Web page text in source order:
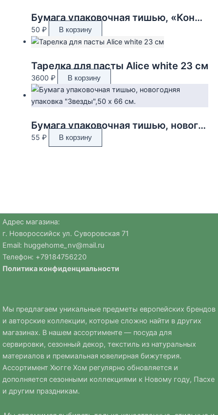
Бумага упаковочная тишью, «Конфетти», тёмно-зелёный, 50 х 66 см 9618340
50 ₽ В корзину
Тарелка для пасты Alice white 23 см
3600 ₽ В корзину
Бумага упаковочная тишью, новогодняя упаковка «Звезды»,50 х 66 см.
55 ₽ В корзину
Адрес магазина:
г. Новороссийск ул. Суворовская 71
Email: huggehome_nv@mail.ru
Телефон: +79184756220
Политика конфиденциальности
Мы предлагаем уникальные предметы европейских брендов
и авторские коллекции, которые сложно найти в других
магазинах. В нашем ассортименте — посуда для
сервировки, сезонный декор, текстиль из натуральных
материалов и премиальная ювелирная бижутерия.
Ассортимент Хюгге Хом регулярно обновляется и
дополняется сезонными коллекциями к Новому году, Пасхе
и другим праздникам.